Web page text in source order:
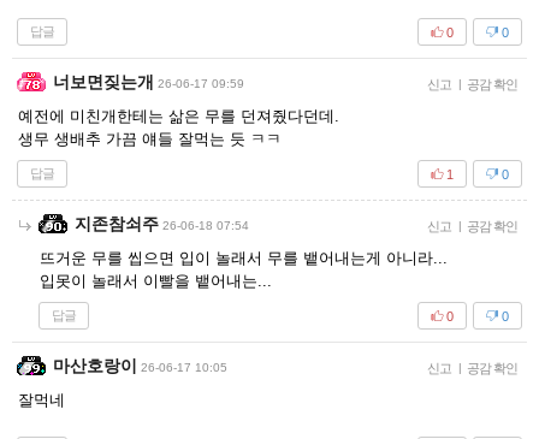
답글 0
0
너보면짖는개 26-06-17 09:59 신고 | 공감 확인
예전에 미친개한테는 삶은 무를 던져줬다던데.
생무 생배추 가끔 얘들 잘먹는 듯 ㅋㅋ
답글 0
1
지존참쇠주 26-06-18 07:54 신고 | 공감 확인
뜨거운 무를 씹으면 입이 놀래서 무를 뱉어내는게 아니라...
입못이 놀래서 이빨을 뱉어내는...
답글 0
0
마산호랑이 26-06-17 10:05 신고 | 공감 확인
잘먹네